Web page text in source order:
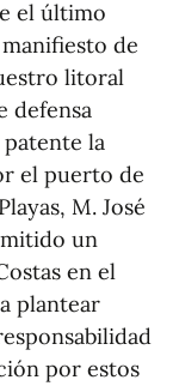
el último
de
litoral
defensa
patente la
el puerto de
M. José
un
en el
plantear
por estos